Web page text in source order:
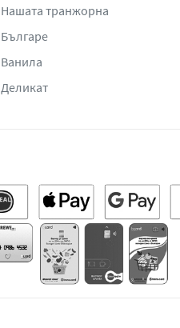
Нашата транжорна
Българе
Ванила
Деликат